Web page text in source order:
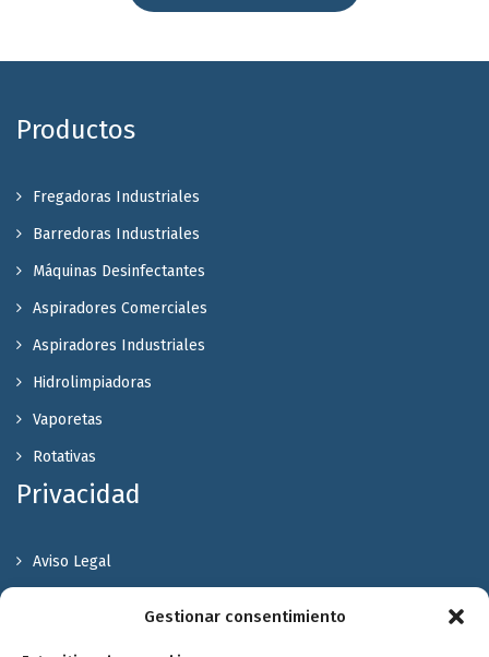
Gestionar consentimiento
Productos
Fregadoras Industriales
Barredoras Industriales
Máquinas Desinfectantes
Aspiradores Comerciales
Aspiradores Industriales
Hidrolimpiadoras
Vaporetas
Rotativas
Privacidad
Aviso Legal